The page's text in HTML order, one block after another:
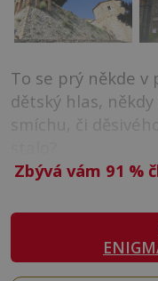
To se prý někde
dětský hlas,
smíchu, či
Zbývá vám 91 %